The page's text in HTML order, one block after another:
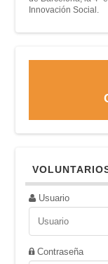
Innovación Social.
Usuario
Contraseña